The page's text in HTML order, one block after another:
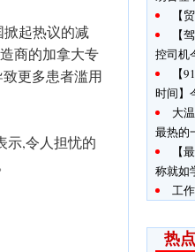
掀起热议的减
商的加拿大专
更多患者滥用
示,令人担忧的
【
【
控司机
【
时间】
大
最热的
【
称就如
工
热